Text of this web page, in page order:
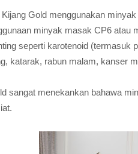
Gold menggunakan
minyak masak CP6 atau
seperti karotenoid (termasuk
katarak, rabun malam, kanser
sangat menekankan bahawa